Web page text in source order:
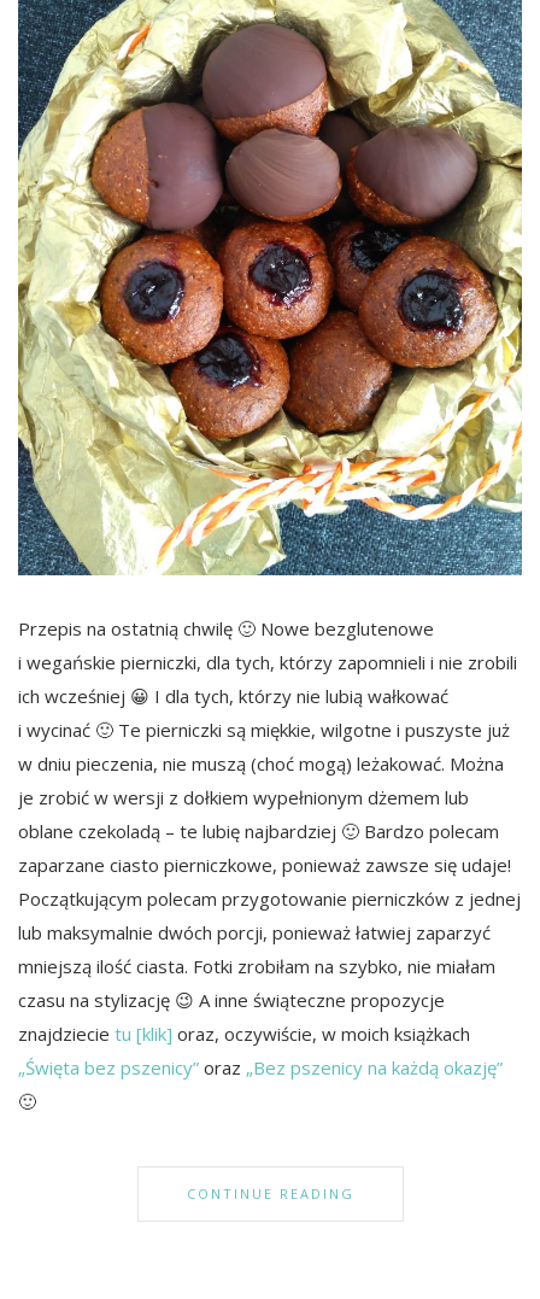
Przepis na ostatnią chwilę 🙂 Nowe bezglutenowe
i wegańskie pierniczki, dla tych, którzy zapomnieli i nie zrobili
ich wcześniej 😀 I dla tych, którzy nie lubią wałkować
i wycinać 🙂 Te pierniczki są miękkie, wilgotne i puszyste już
w dniu pieczenia, nie muszą (choć mogą) leżakować. Można
je zrobić w wersji z dołkiem wypełnionym dżemem lub
oblane czekoladą – te lubię najbardziej 🙂 Bardzo polecam
zaparzane ciasto pierniczkowe, ponieważ zawsze się udaje!
Początkującym polecam przygotowanie pierniczków z jednej
lub maksymalnie dwóch porcji, ponieważ łatwiej zaparzyć
mniejszą ilość ciasta. Fotki zrobiłam na szybko, nie miałam
czasu na stylizację 😉 A inne świąteczne propozycje
znajdziecie tu [klik] oraz, oczywiście, w moich książkach
„Święta bez pszenicy” oraz „Bez pszenicy na każdą okazję”
🙂
CONTINUE READING